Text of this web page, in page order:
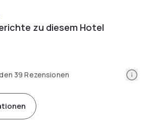
zu diesem Hotel
39 Rezensionen